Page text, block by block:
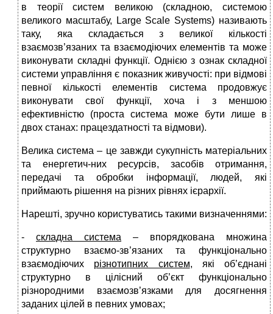
в теорії систем великою (складною, системою
великого масштабу, Large Scale Systems) називають
таку, яка складається з великої кількості
взаємозв’язаних та взаємодіючих елементів та може
виконувати складні функції. Однією з ознак складної
системи управління є показник живучості: при відмові
певної кількості елементів система продовжує
виконувати свої функції, хоча і з меншою
ефективністю (проста система може бути лише в
двох станах: працездатності та відмови).
Велика система – це завжди сукупність матеріальних
та енергетич-них ресурсів, засобів отримання,
передачі та обробки інформації, людей, які
приймають рішення на різних рівнях ієрархії.
Нарешті, зручно користуватись такими визначеннями:
- складна система – впорядкована множина
структурно взаємо-зв’язаних та функціонально
взаємодіючих різнотипних систем, які об’єднані
структурно в цілісний об’єкт функціонально
різнородними взаємозв’язками для досягнення
заданих цілей в певних умовах;